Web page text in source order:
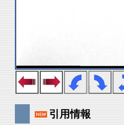
引用情報